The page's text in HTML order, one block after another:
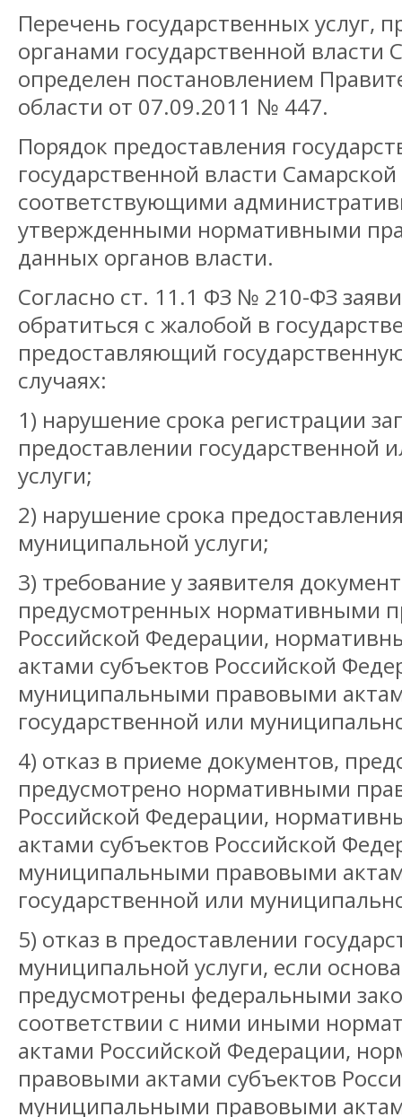
Перечень государственных услуг,
органами государственной власти
определен постановлением
области от 07.09.2011 № 447.
Порядок предоставления
государственной власти
соответствующими
утвержденными нормативными
данных органов власти.
Согласно ст. 11.1 ФЗ № 210-ФЗ
обратиться с жалобой в
предоставляющий
случаях:
1) нарушение срока регистрации
предоставлении государственной
услуги;
2) нарушение срока
муниципальной услуги;
3) требование у заявителя
предусмотренных нормативными
Российской Федерации,
актами субъектов Российской
муниципальными правовыми
государственной или
4) отказ в приеме документов,
предусмотрено нормативными
Российской Федерации,
актами субъектов Российской
муниципальными правовыми
государственной или
5) отказ в предоставлении
муниципальной услуги, если
предусмотрены федеральными
соответствии с ними иными
актами Российской Федерации,
правовыми актами субъектов
муниципальными правовыми